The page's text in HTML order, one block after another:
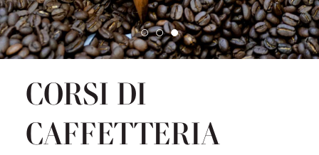
CORSI DI
CAFFETTERIA